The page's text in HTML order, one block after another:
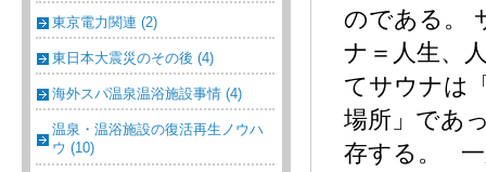
東京電力関連 (2)
東日本大震災のその後 (4)
海外スパ温泉温浴施設事情 (4)
温泉・温浴施設の復活再生ノウハ
ウ (10)
のである。
ナ＝人生、
てサウナは
場所」であ
存する。 一